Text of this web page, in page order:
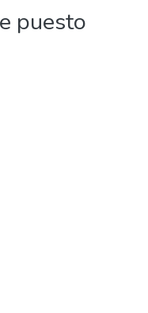
puesto